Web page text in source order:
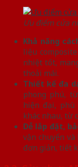
Ưu điểm cửa
Khả năng
liệu
nhiệt tốt,
thoải mái.
Thiết kế đa
phong phú,
hiện đại, phù
khác nhau, từ
Dễ lắp đặt,
vận chuyển
đơn giản, tiết